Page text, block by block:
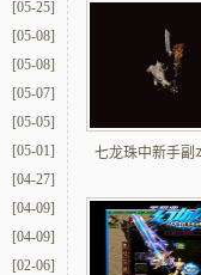
[05-25]
[05-08]
[05-08]
[05-07]
[05-05]
[05-01]
[04-27]
[04-09]
[04-09]
[02-06]
七龙珠中新手副